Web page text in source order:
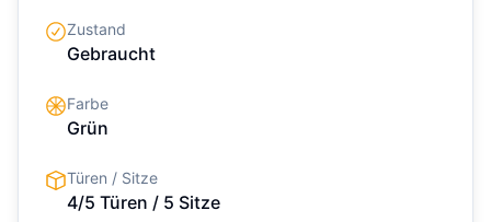
Zustand
Gebraucht
Farbe
Grün
Türen / Sitze
4/5 Türen / 5 Sitze